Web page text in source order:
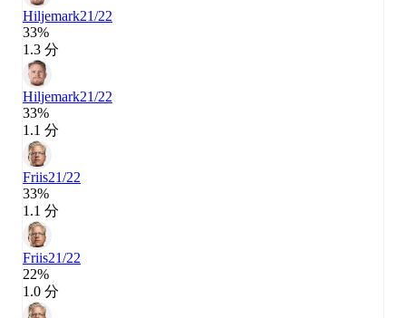
Hiljemark21/22
33%
1.3 分
Hiljemark21/22
33%
1.1 分
Friis21/22
33%
1.1 分
Friis21/22
22%
1.0 分